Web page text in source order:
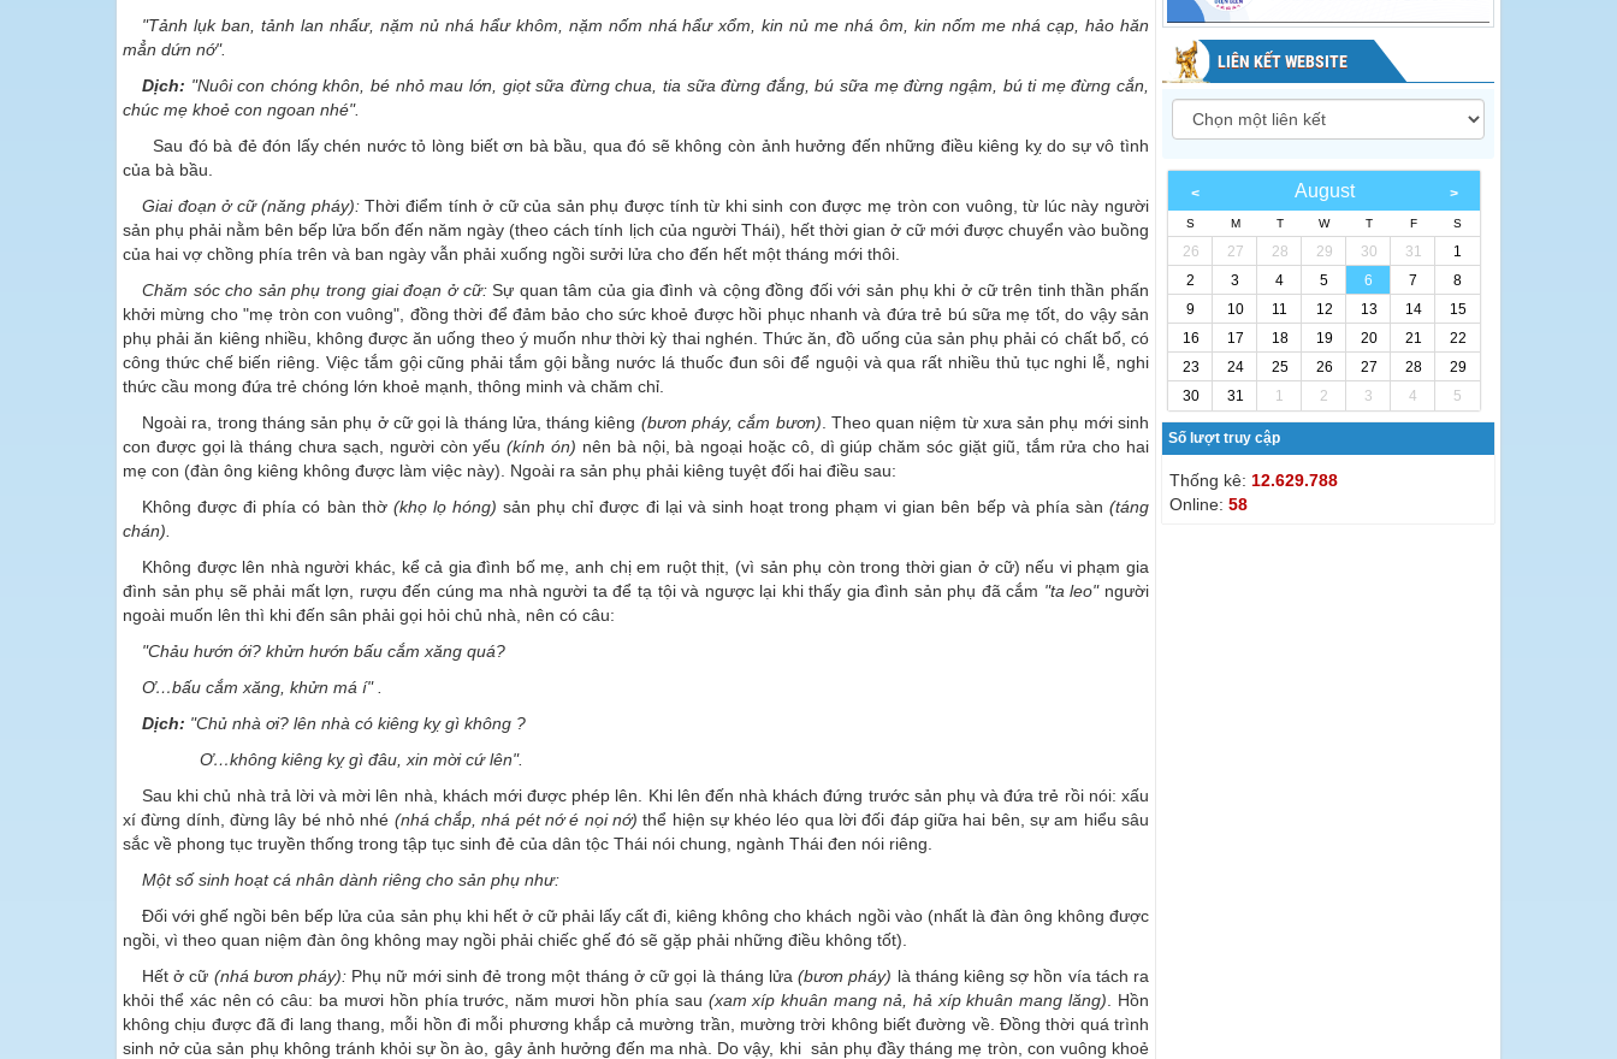
"Tảnh lụk ban, tảnh lan nhấư, nặm nủ nhá hẩư khôm, nặm nốm nhá hẩư xổm, kin nủ me nhá ôm, kin nốm me nhá cạp, hảo hăn
mẳn dứn nớ".
Dịch: "Nuôi con chóng khôn, bé nhỏ mau lớn, giọt sữa đừng chua, tia sữa đừng đắng, bú sữa mẹ đừng ngậm, bú ti mẹ đừng cắn,
chúc mẹ khoẻ con ngoan nhé".
Sau đó bà đẻ đón lấy chén nước tỏ lòng biết ơn bà bầu, qua đó sẽ không còn ảnh hưởng đến những điều kiêng kỵ do sự vô tình
của bà bầu.
Giai đoạn ở cữ (năng pháy):Thời điểm tính ở cữ của sản phụ được tính từ khi sinh con được mẹ tròn con vuông, từ lúc này người
sản phụ phải nằm bên bếp lửa bốn đến năm ngày (theo cách tính lịch của người Thái), hết thời gian ở cữ mới được chuyển vào buồng
của hai vợ chồng phía trên và ban ngày vẫn phải xuống ngồi sưởi lửa cho đến hết một tháng mới thôi.
Chăm sóc cho sản phụ trong giai đoạn ở cữ:Sự quan tâm của gia đình và cộng đồng đối với sản phụ khi ở cữ trên tinh thần phấn
khởi mừng cho "mẹ tròn con vuông", đồng thời để đảm bảo cho sức khoẻ được hồi phục nhanh và đứa trẻ bú sữa mẹ tốt, do vậy sản
phụ phải ăn kiêng nhiều, không được ăn uống theo ý muốn như thời kỳ thai nghén. Thức ăn, đồ uống của sản phụ phải có chất bổ, có
công thức chế biến riêng. Việc tắm gội cũng phải tắm gội bằng nước lá thuốc đun sôi để nguội và qua rất nhiều thủ tục nghi lễ, nghi
thức cầu mong đứa trẻ chóng lớn khoẻ mạnh, thông minh và chăm chỉ.
Ngoài ra, trong tháng sản phụ ở cữ gọi là tháng lửa, tháng kiêng (bươn pháy, cắm bươn) . Theo quan niệm từ xưa sản phụ mới sinh
con được gọi là tháng chưa sạch, người còn yếu(kính ón) nên bà nội, bà ngoại hoặc cô, dì giúp chăm sóc giặt giũ, tắm rửa cho hai
mẹ con (đàn ông kiêng không được làm việc này). Ngoài ra sản phụ phải kiêng tuyệt đối hai điều sau:
Không được đi phía có bàn thờ (khọ lọ hóng) sản phụ chỉ được đi lại và sinh hoạt trong phạm vi gian bên bếp và phía sàn(táng
chán).
Không được lên nhà người khác, kể cả gia đình bố mẹ, anh chị em ruột thịt, (vì sản phụ còn trong thời gian ở cữ) nếu vi phạm gia
đình sản phụ sẽ phải mất lợn, rượu đến cúng ma nhà người ta để tạ tội và ngược lại khi thấy gia đình sản phụ đã cắm "ta leo"người
ngoài muốn lên thì khi đến sân phải gọi hỏi chủ nhà, nên có câu:
"Chảu hướn ới? khửn hướn bấu cắm xăng quá?
Ơ…bấu cắm xăng, khửn má í" .
Dịch: "Chủ nhà ơi? lên nhà có kiêng kỵ gì không ?
Ơ…không kiêng kỵ gì đâu, xin mời cứ lên".
Sau khi chủ nhà trả lời và mời lên nhà, khách mới được phép lên. Khi lên đến nhà khách đứng trước sản phụ và đứa trẻ rồi nói: xấu
xí đừng dính, đừng lây bé nhỏ nhé (nhá chắp, nhá pét nớ é nọi nớ) thể hiện sự khéo léo qua lời đối đáp giữa hai bên, sự am hiểu sâu
sắc về phong tục truyền thống trong tập tục sinh đẻ của dân tộc Thái nói chung, ngành Thái đen nói riêng.
Một số sinh hoạt cá nhân dành riêng cho sản phụ như:
Đối với ghế ngồi bên bếp lửa của sản phụ khi hết ở cữ phải lấy cất đi, kiêng không cho khách ngồi vào (nhất là đàn ông không được
ngồi, vì theo quan niệm đàn ông không may ngồi phải chiếc ghế đó sẽ gặp phải những điều không tốt).
Hết ở cữ (nhá bươn pháy): Phụ nữ mới sinh đẻ trong một tháng ở cữ gọi là tháng lửa (bươn pháy) là tháng kiêng sợ hồn vía tách ra
khỏi thể xác nên có câu: ba mươi hồn phía trước, năm mươi hồn phía sau (xam xíp khuân mang nả, hả xíp khuân mang lăng) . Hồn
không chịu được đã đi lang thang, mỗi hồn đi mỗi phương khắp cả mường trần, mường trời không biết đường về. Đồng thời quá trình
sinh nở của sản phụ không tránh khỏi sự ồn ào, gây ảnh hưởng đến ma nhà. Do vậy, khi sản phụ đầy tháng mẹ tròn, con vuông khoẻ
LIÊN KẾT WEBSITE
August
S M T W T F S
26 27 28 29 30 31
1
2
3 4 5 6 7
8
9
10 11 12 13 14
15
16
17 18 19 20 21
22
23
24 25 26 27 28
29
30
31 1 2 3 4 5
Số lượt truy cập
Thống kê: 12.629.788
Online: 58